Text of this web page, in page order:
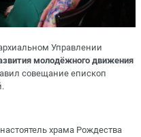
Управлении
молодёжного движения
совещание епископ
храма Рождества